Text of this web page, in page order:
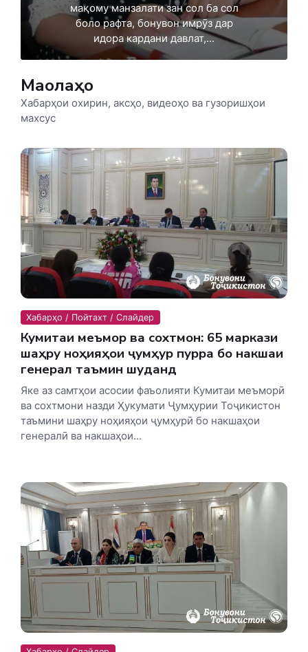
мақому манзалати зан сол ба сол
боло рафта, бонувон имрӯз дар
идора кардани давлат,...
Мақолаҳо
Хабарҳои охирин, аксҳо, видеоҳо ва гузоришҳои
махсус
Хабарҳо / Пойтахт / Слайдер
Кумитаи меъморӣ ва сохтмон: 65 маркази
шаҳру ноҳияҳои ҷумҳурӣ пурра бо накшаи
генералӣ таъмин шуданд
Яке аз самтҳои асосии фаъолияти Кумитаи меъморӣ
ва сохтмони назди Ҳукумати Ҷумҳурии Тоҷикистон
таъмини шаҳру ноҳияҳои ҷумҳурӣ бо накшаҳои
генералӣ ва накшаҳои...